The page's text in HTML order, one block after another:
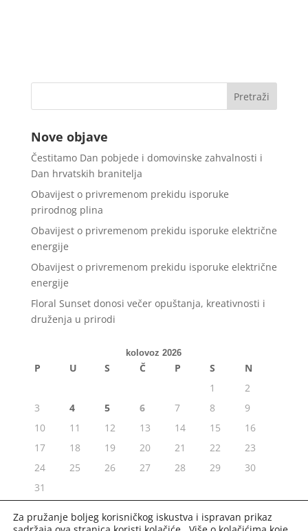
Nove objave
Čestitamo Dan pobjede i domovinske zahvalnosti i
Dan hrvatskih branitelja
Obavijest o privremenom prekidu isporuke
prirodnog plina
Obavijest o privremenom prekidu isporuke električne
energije
Obavijest o privremenom prekidu isporuke električne
energije
Floral Sunset donosi večer opuštanja, kreativnosti i
druženja u prirodi
kolovoz 2026
P U S Č P S
N
1
2
3
4 5 6 7 8
9
10
11 12 13 14 15
16
17
18 19 20 21 22
23
24
25 26 27 28 29
30
31
« srp
Za pružanje boljeg korisničkog iskustva i ispravan prikaz